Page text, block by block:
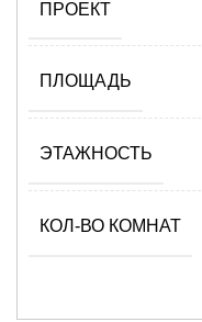
ПРОЕКТ
ПЛОЩАДЬ
ЭТАЖНОСТЬ
КОЛ-ВО КОМНАТ